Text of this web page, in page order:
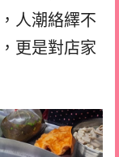
人潮絡繹不
更是對店家